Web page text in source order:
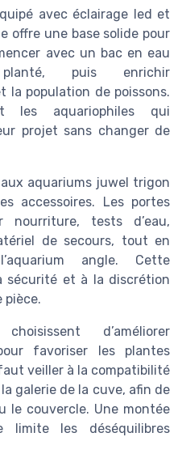
avec éclairage led et
offre une base solide pour
avec un bac en eau
puis enrichir
la population de poissons.
les aquariophiles qui
projet sans changer de
aquariums juwel trigon
accessoires. Les portes
nourriture, tests d’eau,
de secours, tout en
angle. Cette
sécurité et à la discrétion
pièce.
d’améliorer
favoriser les plantes
veiller à la compatibilité
galerie de la cuve, afin de
le couvercle. Une montée
limite les déséquilibres